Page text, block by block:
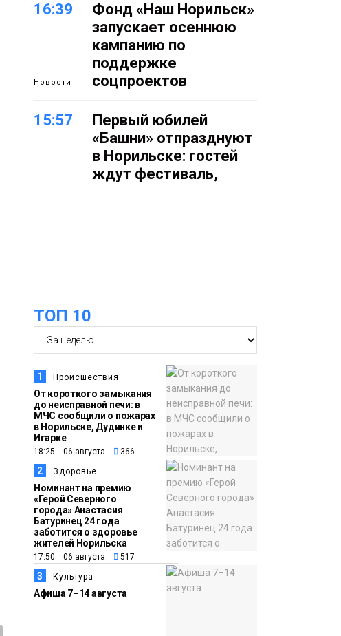
16:39
Новости
Фонд «Наш Норильск»
запускает осеннюю
кампанию по
поддержке
соцпроектов
15:57
Первый юбилей
«Башни» отпразднуют
в Норильске: гостей
ждут фестиваль,
14:36
Плато
Путорана
На плато Путорана
создадут систему
наблюдения за вечной
мерзлотой и очистят
территорию от мусора
13:47
Новости
Заполярный
транспортный филиал
в Дудинке
заасфальтировал 47
тысяч «квадратов»
грузовых площадок
13:10
В Норильске лыжную
базу «Оль-Гуль»
ТОП 10
1 Происшествия
От короткого замыкания
до неисправной печи: в
МЧС сообщили о пожарах
в Норильске, Дудинке и
Игарке
18:25 06 августа 366
2 Здоровье
Номинант на премию
«Герой Северного
города» Анастасия
Батуринец 24 года
заботится о здоровье
жителей Норильска
17:50 06 августа 517
3 Культура
Афиша 7–14 августа